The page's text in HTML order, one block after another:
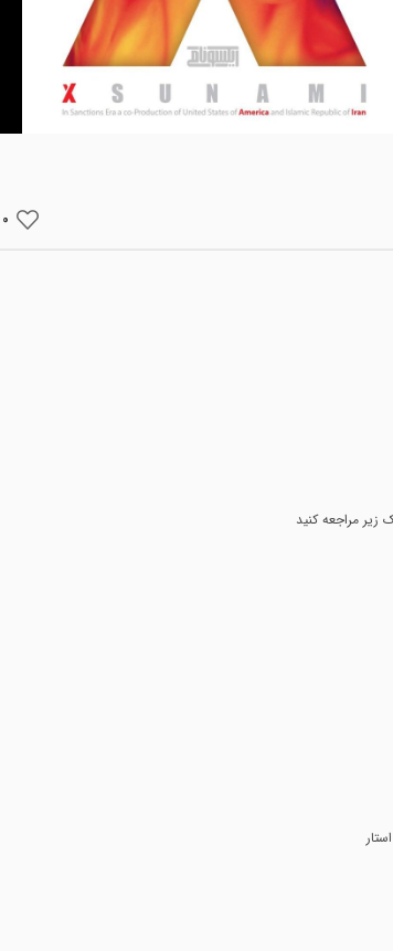
ویدیو
0
زیر مراجعه کنید